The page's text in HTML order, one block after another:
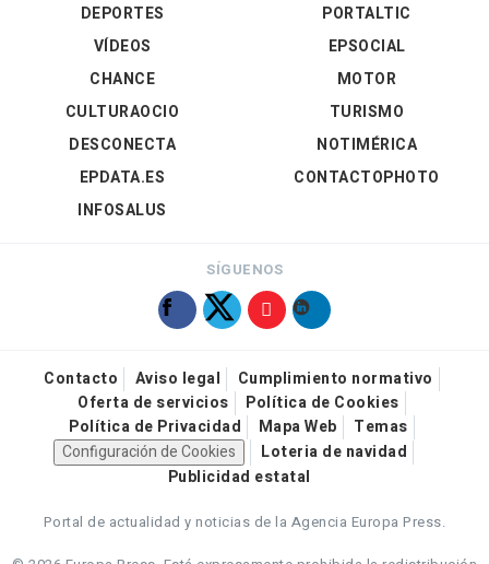
DEPORTES
VÍDEOS
PORTALTIC
EPSOCIAL
CHANCE
CULTURAOCIO
DESCONECTA
EPDATA.ES
INFOSALUS
MOTOR
TURISMO
NOTIMÉRICA
CONTACTOPHOTO
SÍGUENOS
Contacto Aviso legal
Cumplimiento normativo
Oferta de servicios
Política de Cookies
Política de Privacidad
Mapa Web
Temas
Configuración de Cookies
Loteria de navidad
Publicidad estatal
Portal de actualidad y noticias de la Agencia Europa Press.